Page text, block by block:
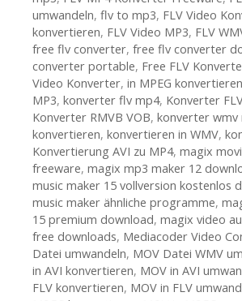
umwandeln, flv to mp3, FLV Video
konvertieren, FLV Video MP3, FLV
free flv converter, free flv converter
converter portable, Free FLV
Video Konverter, in MPEG konvertieren
MP3, konverter flv mp4, Konverter
Konverter RMVB VOB, konverter wmv
konvertieren, konvertieren in WMV,
Konvertierung AVI zu MP4, magix
freeware, magix mp3 maker 12
music maker 15 vollversion kostenlos
music maker ähnliche programme,
15 premium download, magix video
free downloads, Mediacoder Video
Datei umwandeln, MOV Datei WMV
in AVI konvertieren, MOV in AVI
FLV konvertieren, MOV in FLV